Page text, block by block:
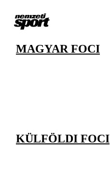
MAGYAR FOCI
KÜLFÖLDI FOCI